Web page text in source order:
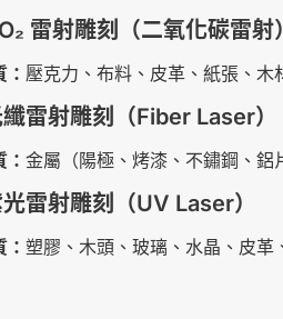
雷射雕刻（二氧化碳雷射）
壓克力、布料、皮革、紙張、木
雷射雕刻（Fiber Laser）
金屬（陽極、烤漆、不鏽鋼、鋁
雷射雕刻（UV Laser）
塑膠、木頭、玻璃、水晶、皮革